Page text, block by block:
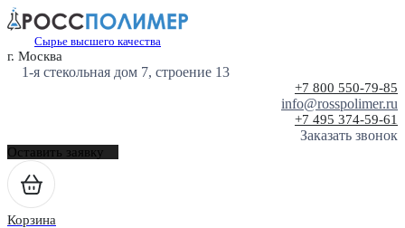
Сырье высшего качества
г. Москва
1-я стекольная дом 7, строение 13
+7 800 550-79-85
info@rosspolimer.ru
+7 495 374-59-61
Заказать звонок
Оставить заявку
Корзина